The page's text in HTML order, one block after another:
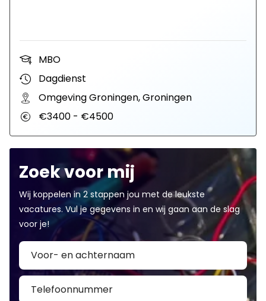
MBO
Dagdienst
Omgeving Groningen, Groningen
€3400 - €4500
Zoek voor mij
Wij koppelen in 2 stappen jou met de leukste
vacatures. Vul je gegevens in en wij gaan aan de slag
voor je!